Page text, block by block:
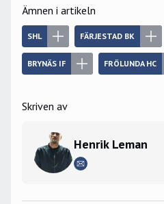
Ämnen i artikeln
SHL FÄRJESTAD BK
BRYNÄS IF FRÖLUNDA HC
Skriven av
Henrik Leman